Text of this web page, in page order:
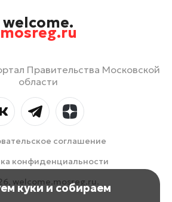
welcome.
mosreg.ru
Правительства Московской
области
соглашение
конфиденциальности
welcome.mosreg.ru.
куки и собираем